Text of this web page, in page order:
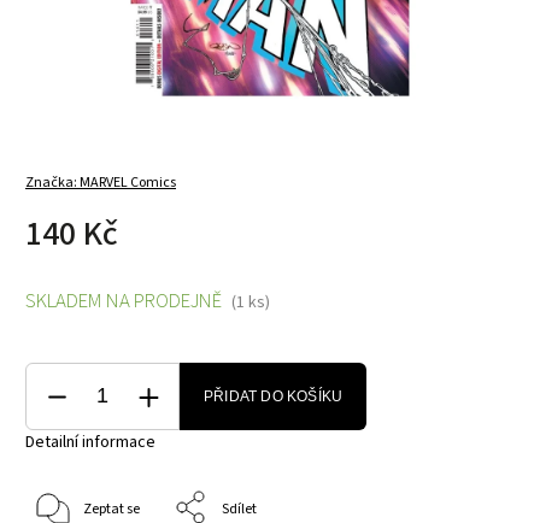
Značka:MARVEL Comics
140 Kč
SKLADEM NA PRODEJNĚ (1 ks)
PŘIDAT DO KOŠÍKU
Detailní informace
Zeptat se Sdílet